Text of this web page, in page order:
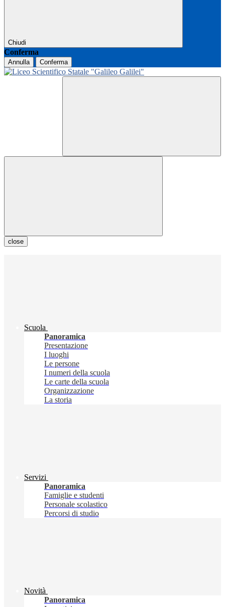
Chiudi
Conferma
Annulla Conferma
close
Scuola
Panoramica
Presentazione
I luoghi
Le persone
I numeri della scuola
Le carte della scuola
Organizzazione
La storia
Servizi
Panoramica
Famiglie e studenti
Personale scolastico
Percorsi di studio
Novità
Panoramica